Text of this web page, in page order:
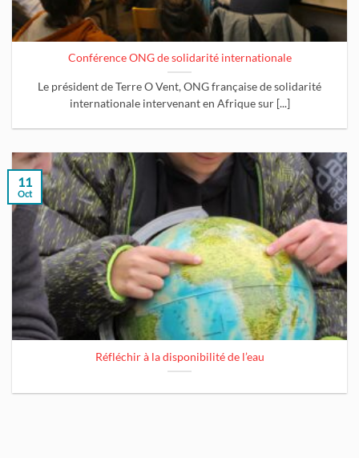
Conférence ONG de solidarité internationale
Le président de Terre O Vent, ONG française de solidarité
internationale intervenant en Afrique sur [...]
Réfléchir à la disponibilité de l’eau
11
Oct